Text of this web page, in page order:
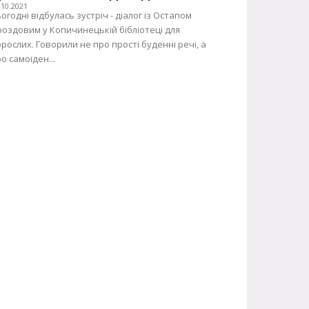
відбулась зустріч - діалог із Остапом
у Копичинецькій бібліотеці для
Говорили не про прості буденні речі, а
самоіден...